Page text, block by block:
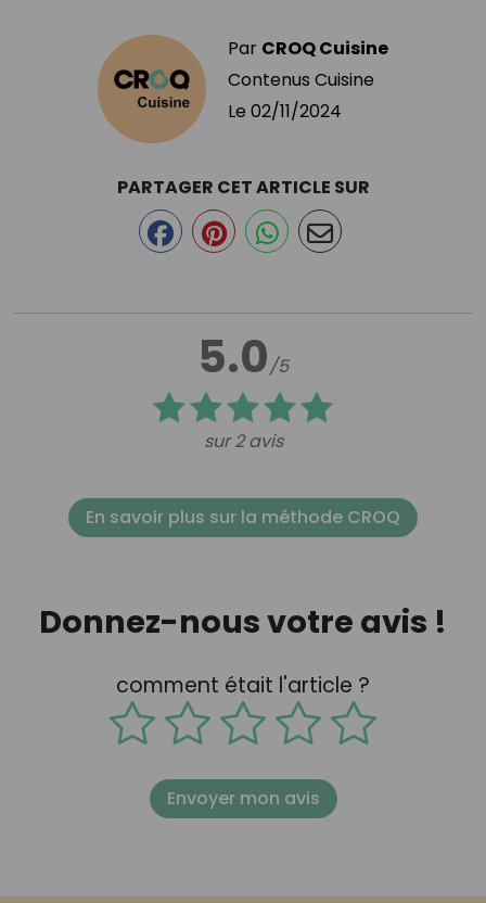
Par CROQ Cuisine
Contenus Cuisine
Le 02/11/2024
5.0/5
sur 2 avis
PARTAGER CET ARTICLE SUR
En savoir plus sur la méthode CROQ
Donnez-nous votre avis !
comment était l'article ?
Envoyer mon avis